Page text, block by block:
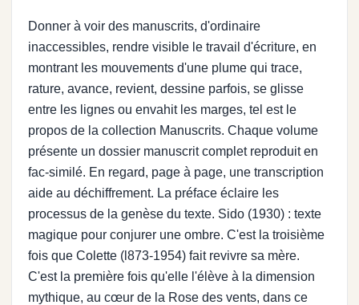
Donner à voir des manuscrits, d'ordinaire
inaccessibles, rendre visible le travail d'écriture, en
montrant les mouvements d'une plume qui trace,
rature, avance, revient, dessine parfois, se glisse
entre les lignes ou envahit les marges, tel est le
propos de la collection Manuscrits. Chaque volume
présente un dossier manuscrit complet reproduit en
fac-similé. En regard, page à page, une transcription
aide au déchiffrement. La préface éclaire les
processus de la genèse du texte. Sido (1930) : texte
magique pour conjurer une ombre. C'est la troisième
fois que Colette (l873-1954) fait revivre sa mère.
C'est la première fois qu'elle l'élève à la dimension
mythique, au cœur de la Rose des vents, dans ce